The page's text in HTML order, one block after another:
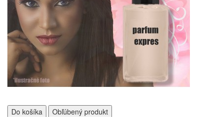
Do košíka Obľúbený produkt